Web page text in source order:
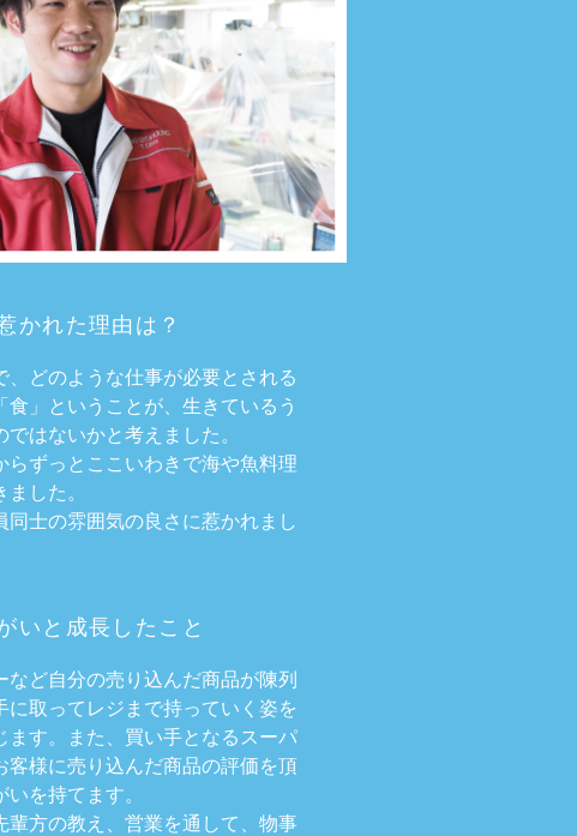
かれた理由は？
、どのような仕事が必要とされる
食」ということが、生きているう
ではないかと考えました。
らずっとここいわきで海や魚料理
した。
同士の雰囲気の良さに惹かれまし
いと成⻑したこと
など自分の売り込んだ商品が陳列
に取ってレジまで持っていく姿を
ます。また、買い手となるスーパ
客様に売り込んだ商品の評価を頂
を持てます。
輩方の教え、営業を通して、物事